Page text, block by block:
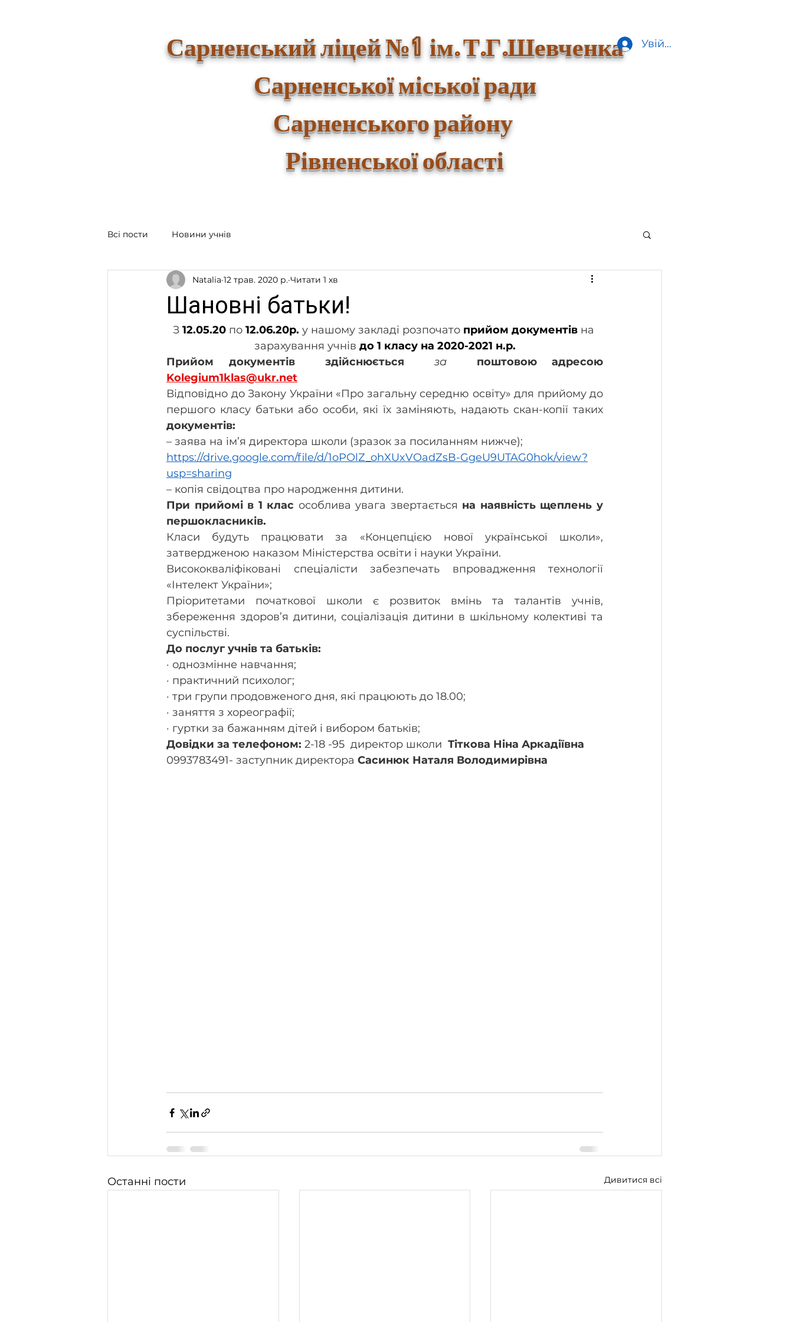
Сарненський ліцей №1ім. Т.Г.Шевченка
Сарненської міської ради
Сарненського району
Рівненської області
Увійти
Всі пости Новини учнів
Шановні батьки!
Natalia 12 трав. 2020 р. Читати 1 хв
З 12.05.20 по 12.06.20р. у нашому закладі розпочато прийом документів на
зарахування учнів до 1 класу на 2020-2021 н.р.
Прийом документів  здійснюється
за
Kolegium1klas@ukr.net
Відповідно до Закону України «Про загальну середню освіту» для прийому до
документів:
– заява на ім’я директора школи (зразок за посиланням нижче);
https://drive.google.com/file/d/1oPOlZ_ohXUxVOadZsB-GgeU9UTAG0hok/view?
usp=sharing
– копія свідоцтва про народження дитини.
При прийомі в 1 клас особлива увага звертається на наявність щеплень у
першокласників.
Класи будуть працювати за «Концепцією нової української школи»,
затвердженою наказом Міністерства освіти і науки України.
Висококваліфіковані спеціалісти забезпечать впровадження технології
«Інтелект України»;
Пріоритетами початкової школи є розвиток вмінь та талантів учнів,
збереження здоров’я дитини, соціалізація дитини в шкільному колективі та
суспільстві.
До послуг учнів та батьків:
· однозмінне навчання;
· практичний психолог;
· три групи продовженого дня, які працюють до 18.00;
· заняття з хореографії;
· гуртки за бажанням дітей і вибором батьків;
Довідки за телефоном: 2-18 -95  директор школи Тіткова Ніна Аркадіївна
0993783491- заступник директора Сасинюк Наталя Володимирівна
Останні пости Дивитися всі